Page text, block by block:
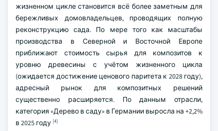
жизненном цикле становится всё более заметным для
бережливых домовладельцев, проводящих полную
реконструкцию сада. По мере того как масштабы
производства в Северной и Восточной Европе
приближают стоимость сырья для композитов к
уровню древесины с учётом жизненного цикла
(ожидается достижение ценового паритета к 2028 году),
адресный рынок для композитных решений
существенно расширяется. По данным отрасли,
категория «Дерево в саду» в Германии выросла на +2,2%
в 2025 году [4]